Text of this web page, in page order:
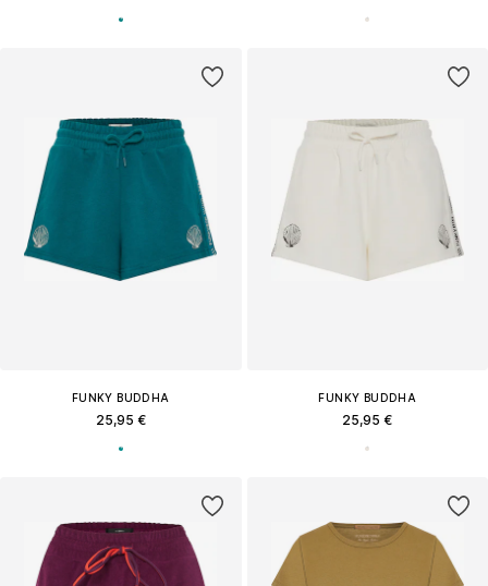
FUNKY BUDDHA
25,95 €
FUNKY BUDDHA
25,95 €